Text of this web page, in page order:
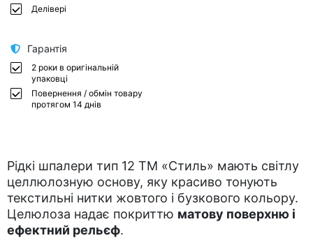
Делівері
Гарантія
2 роки в оригінальній
упаковці
Повернення / обмін товару
протягом 14 днів
Рідкі шпалери тип 12 ТМ «Стиль» мають світлу
целлюлозную основу, яку красиво тонують
текстильні нитки жовтого і бузкового кольору.
Целюлоза надає покриттю матову поверхню і
ефектний рельєф.